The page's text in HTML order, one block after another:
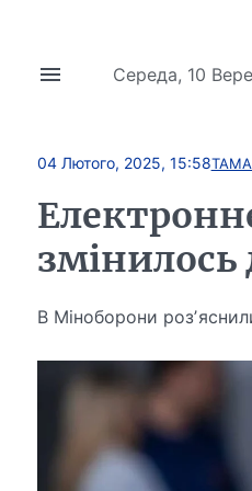
Середа, 10
04 Лютого, 2025, 15:58
змінилось
В Міноборони